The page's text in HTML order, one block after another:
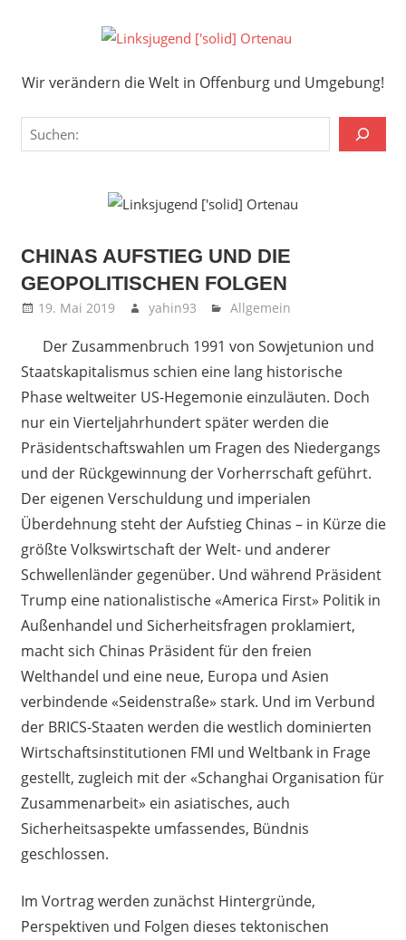
Wir verändern die Welt in Offenburg und Umgebung!
CHINAS AUFSTIEG UND DIE
GEOPOLITISCHEN FOLGEN
19. Mai 2019 yahin93 Allgemein
Der Zusammenbruch 1991 von Sowjetunion und
Staatskapitalismus schien eine lang historische
Phase weltweiter US-Hegemonie einzuläuten. Doch
nur ein Vierteljahrhundert später werden die
Präsidentschaftswahlen um Fragen des Niedergangs
und der Rückgewinnung der Vorherrschaft geführt.
Der eigenen Verschuldung und imperialen
Überdehnung steht der Aufstieg Chinas – in Kürze die
größte Volkswirtschaft der Welt- und anderer
Schwellenländer gegenüber. Und während Präsident
Trump eine nationalistische «America First» Politik in
Außenhandel und Sicherheitsfragen proklamiert,
macht sich Chinas Präsident für den freien
Welthandel und eine neue, Europa und Asien
verbindende «Seidenstraße» stark. Und im Verbund
der BRICS-Staaten werden die westlich dominierten
Wirtschaftsinstitutionen FMI und Weltbank in Frage
gestellt, zugleich mit der «Schanghai Organisation für
Zusammenarbeit» ein asiatisches, auch
Sicherheitsaspekte umfassendes, Bündnis
geschlossen.
Im Vortrag werden zunächst Hintergründe,
Perspektiven und Folgen dieses tektonischen